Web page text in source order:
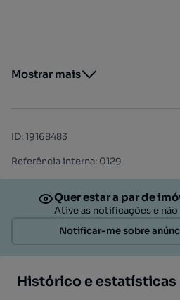
Mostrar mais
ID:19168483
Referência interna: 0129
Quer estar a par de
Ative as notificações e
Notificar-me sobre
Histórico e estatísticas